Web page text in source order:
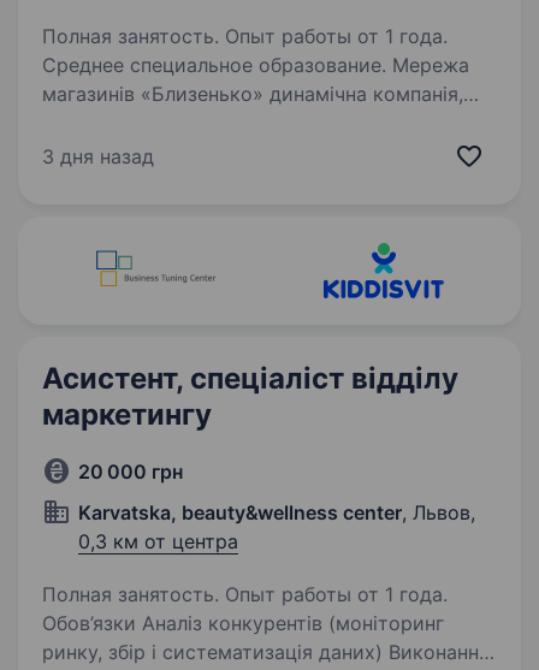
Полная занятость. Опыт работы от 1 года.
Среднее специальное образование. Мережа
магазинів «Близенько» динамічна компанія,
торгівлі продуктами харчування.
3 дня назад
Асистент, спеціаліст відділу
маркетингу
20 000 грн
Karvatska, beauty&wellness center, Львов,
0,3 км от центра
Полная занятость. Опыт работы от 1 года.
Обов’язки Аналіз конкурентів (моніторинг
ринку, збір і систематизація даних) Виконання